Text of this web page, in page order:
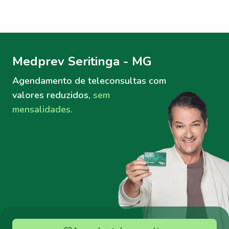
Medprev Seritinga - MG
Agendamento de teleconsultas com
valores reduzidos, sem
mensalidades.